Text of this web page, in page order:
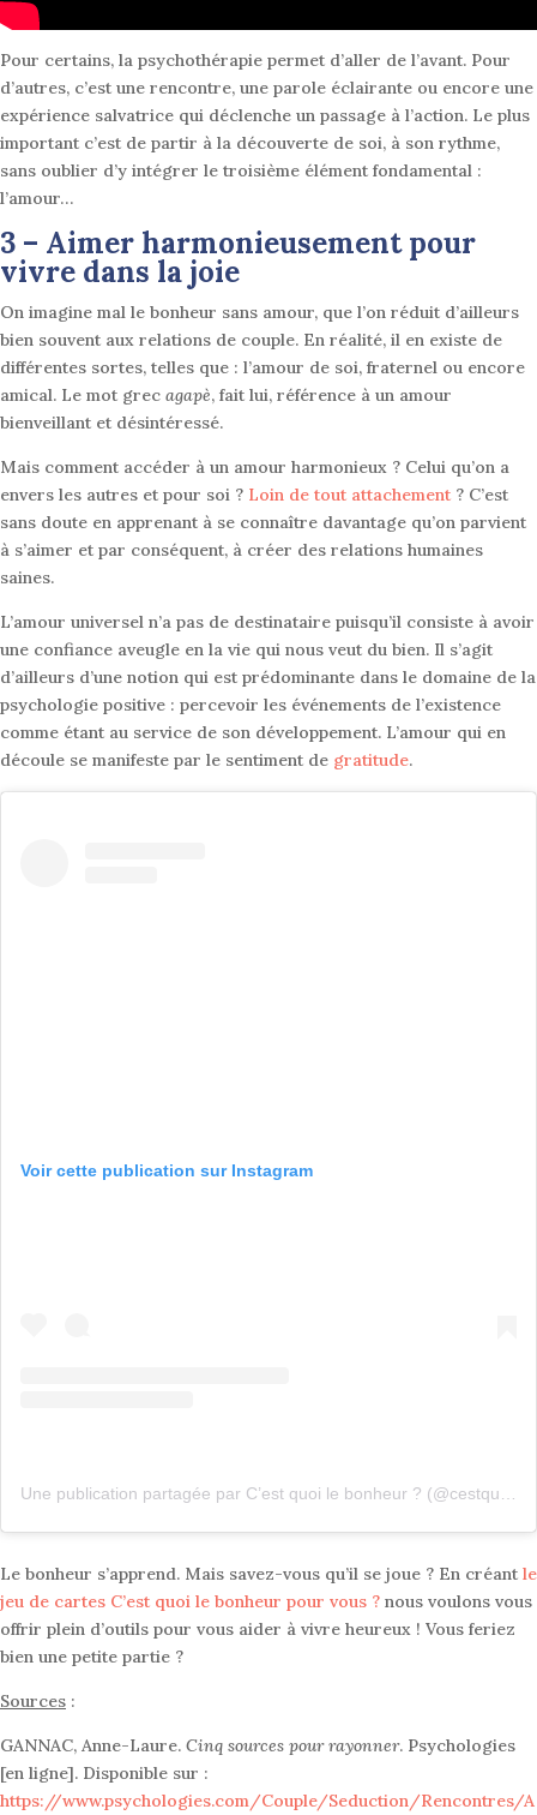
Pour certains, la psychothérapie permet d’aller de l’avant. Pour
d’autres, c’est une rencontre, une parole éclairante ou encore une
expérience salvatrice qui déclenche un passage à l’action. Le plus
important c’est de partir à la découverte de soi, à son rythme,
sans oublier d’y intégrer le troisième élément fondamental :
l’amour…
3 – Aimer harmonieusement pour
vivre dans la joie
On imagine mal le bonheur sans amour, que l’on réduit d’ailleurs
bien souvent aux relations de couple. En réalité, il en existe de
différentes sortes, telles que : l’amour de soi, fraternel ou encore
amical. Le mot grec agapè, fait lui, référence à un amour
bienveillant et désintéressé.
Mais comment accéder à un amour harmonieux ? Celui qu’on a
envers les autres et pour soi ? Loin de tout attachement ? C’est
sans doute en apprenant à se connaître davantage qu’on parvient
à s’aimer et par conséquent, à créer des relations humaines
saines.
L’amour universel n’a pas de destinataire puisqu’il consiste à avoir
une confiance aveugle en la vie qui nous veut du bien. Il s’agit
d’ailleurs d’une notion qui est prédominante dans le domaine de la
psychologie positive : percevoir les événements de l’existence
comme étant au service de son développement. L’amour qui en
découle se manifeste par le sentiment de gratitude.
Voir cette publication sur Instagram
Le bonheur s’apprend. Mais savez-vous qu’il se joue ? En créant le
jeu de cartes C’est quoi le bonheur pour vous ? nous voulons vous
offrir plein d’outils pour vous aider à vivre heureux ! Vous feriez
bien une petite partie ?
Sources :
GANNAC, Anne-Laure. Cinq sources pour rayonner. Psychologies
[en ligne]. Disponible sur :
https://www.psychologies.com/Couple/Seduction/Rencontres/A